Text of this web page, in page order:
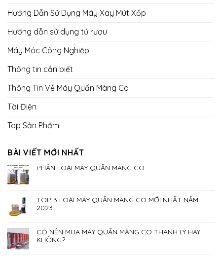
Hướng Dẫn Sử Dụng Máy Xay Mút Xốp
Hướng dẫn sử dụng tủ rượu
Máy Móc Công Nghiệp
Thông tin cần biết
Thông Tin Về Máy Quấn Màng Co
Tời Điện
Top Sản Phẩm
BÀI VIẾT MỚI NHẤT
PHÂN LOẠI MÁY QUẤN MÀNG CO
TOP 3 LOẠI MÁY QUẤN MÀNG CO MỚI NHẤT NĂM
2023
CÓ NÊN MUA MÁY QUẤN MÀNG CO THANH LÝ HAY
KHÔNG?